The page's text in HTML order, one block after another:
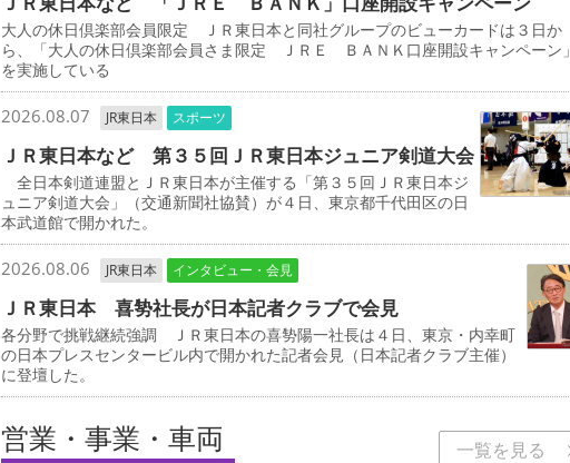
大人の休日倶楽部会員限定 ＪＲ東日本と同社グループのビューカードは３日か
ら、「大人の休日倶楽部会員さま限定 ＪＲＥ ＢＡＮＫ口座開設キャンペーン」
を実施している
2026.08.07 JR東日本 スポーツ
ＪＲ東日本など 第３５回ＪＲ東日本ジュニア剣道大会
全日本剣道連盟とＪＲ東日本が主催する「第３５回ＪＲ東日本ジ
ュニア剣道大会」（交通新聞社協賛）が４日、東京都千代田区の日
本武道館で開かれた。
2026.08.06 JR東日本 インタビュー・会見
ＪＲ東日本 喜㔟社長が日本記者クラブで会見
各分野で挑戦継続強調 ＪＲ東日本の喜㔟陽一社長は４日、東京・内幸町
の日本プレスセンタービル内で開かれた記者会見（日本記者クラブ主催）
に登壇した。
営業・事業・車両 一覧を見る